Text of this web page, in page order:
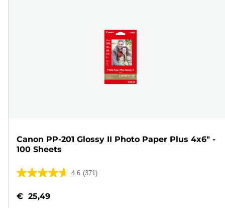
Canon PP-201 Glossy II Photo Paper Plus 4x6" -
100 Sheets
4.6 (371)
4.6
de
€ 25,49